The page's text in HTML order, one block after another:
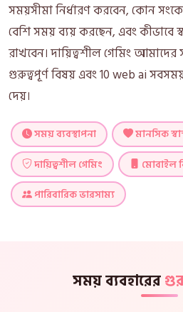
সময়সীমা নির্ধারণ করবেন, কোন
বেশি সময় ব্যয় করছেন, এবং কীভাবে
রাখবেন। দায়িত্বশীল গেমিং
গুরুত্বপূর্ণ বিষয় এবং 10 web ai
দেয়।
সময় ব্যবস্থাপনা
মানসিক
দায়িত্বশীল গেমিং
মোবাইল
পারিবারিক ভারসাম্য
সময় ব্যবহারের